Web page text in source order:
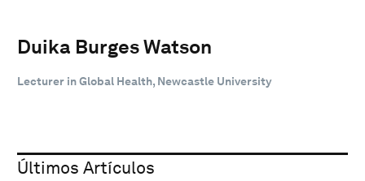
Duika Burges Watson
Lecturer in Global Health, Newcastle University
Últimos Artículos